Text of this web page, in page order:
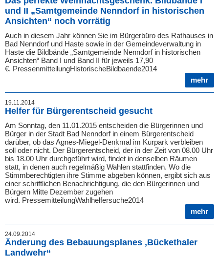
und II „Samtgemeinde Nenndorf in historischen
Ansichten“ noch vorrätig
Auch in diesem Jahr können Sie im Bürgerbüro des Rathauses in
Bad Nenndorf und Haste sowie in der Gemeindeverwaltung in
Haste die Bildbände „Samtgemeinde Nenndorf in historischen
Ansichten“ Band I und Band II für jeweils 17,90
€. PressenmitteilungHistorischeBildbaende2014
mehr
19.11.2014
Helfer für Bürgerentscheid gesucht
Am Sonntag, den 11.01.2015 entscheiden die Bürgerinnen und
Bürger in der Stadt Bad Nenndorf in einem Bürgerentscheid
darüber, ob das Agnes-Miegel-Denkmal im Kurpark verbleiben
soll oder nicht. Der Bürgerentscheid, der in der Zeit von 08.00 Uhr
bis 18.00 Uhr durchgeführt wird, findet in denselben Räumen
statt, in denen auch regelmäßig Wahlen stattfinden. Wo die
Stimmberechtigten ihre Stimme abgeben können, ergibt sich aus
einer schriftlichen Benachrichtigung, die den Bürgerinnen und
Bürgern Mitte Dezember zugehen
wird. PressemitteilungWahlhelfersuche2014
mehr
24.09.2014
Änderung des Bebauungsplanes ‚Bückethaler
Landwehr“